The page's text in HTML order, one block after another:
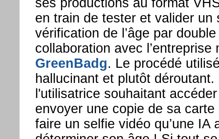
ses productions au format
en train de tester et valider un
vérification de l’âge par
collaboration avec l’entreprise
GreenBadg. Le procédé
hallucinant et plutôt déroutant.
l'utilisatrice souhaitant
envoyer une copie de sa carte
faire un selfie vidéo qu’une IA